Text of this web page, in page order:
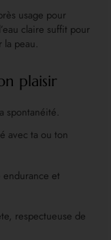
usage pour
claire suffit pour
la peau.
plaisir
spontanéité.
avec ta ou ton
et
respectueuse de